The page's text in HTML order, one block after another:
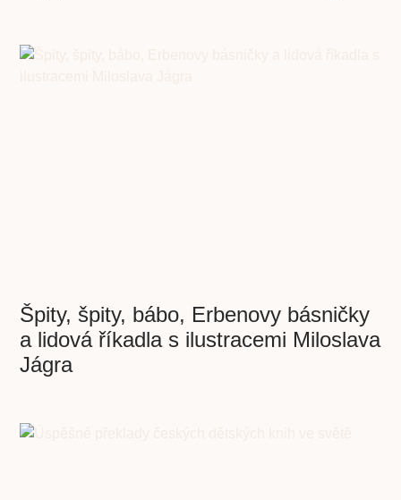
Špity, špity, bábo, Erbenovy básničky
a lidová říkadla s ilustracemi Miloslava
Jágra